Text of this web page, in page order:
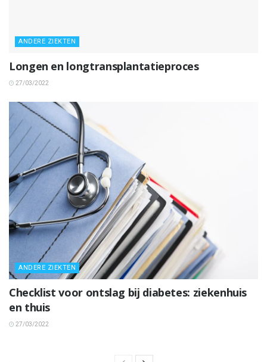
ANDERE ZIEKTEN
Longen en longtransplantatieproces
27/03/2022
ANDERE ZIEKTEN
Checklist voor ontslag bij diabetes: ziekenhuis
en thuis
27/03/2022